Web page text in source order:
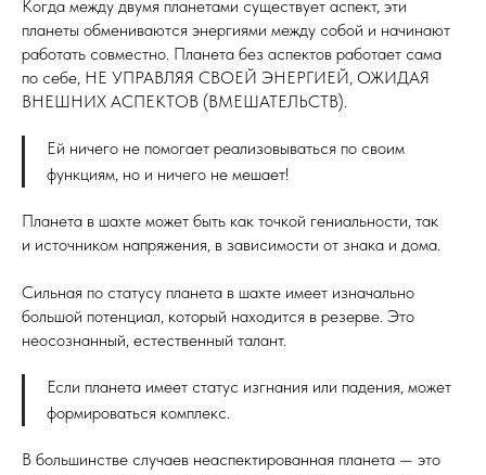
Когда между двумя планетами существует аспект, эти
планеты обмениваются энергиями между собой и начинают
работать совместно. Планета без аспектов работает сама
по себе, НЕ УПРАВЛЯЯ СВОЕЙ ЭНЕРГИЕЙ, ОЖИДАЯ
ВНЕШНИХ АСПЕКТОВ (ВМЕШАТЕЛЬСТВ).
Ей ничего не помогает реализовываться по своим
функциям, но и ничего не мешает!
Планета в шахте может быть как точкой гениальности, так
и источником напряжения, в зависимости от знака и дома.
Сильная по статусу планета в шахте имеет изначально
большой потенциал, который находится в резерве. Это
неосознанный, естественный талант.
Если планета имеет статус изгнания или падения, может
формироваться комплекс.
В большинстве случаев неаспектированная планета — это